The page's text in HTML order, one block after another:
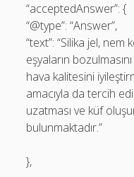
“acceptedAnswer”: {
“@type”: “Answer”,
“text”: “Silika jel, nem
eşyaların
hava kalitesini
amacıyla da tercih
uzatması ve küf
bulunmaktadır.”
},